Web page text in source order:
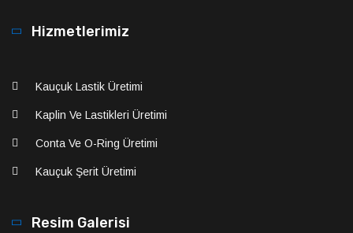
Hizmetlerimiz
Kauçuk Lastik Üretimi
Kaplin Ve Lastikleri Üretimi
Conta Ve O-Ring Üretimi
Kauçuk Şerit Üretimi
Resim Galerisi